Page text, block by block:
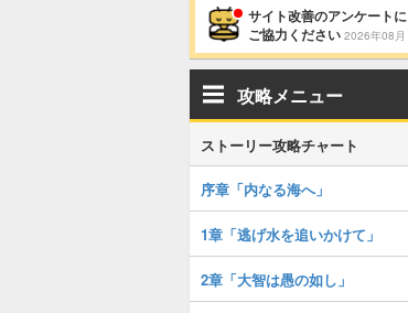
サイト改善のアンケートに
ご協力ください 2026年08月
攻略メニュー
ストーリー攻略チャート
序章「内なる海へ」
1章「逃げ水を追いかけて」
2章「大智は愚の如し」